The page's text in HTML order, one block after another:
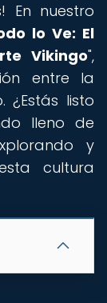
En nuestro
lo Ve: El
Vikingo",
entre la
listo
lleno de
y
cultura